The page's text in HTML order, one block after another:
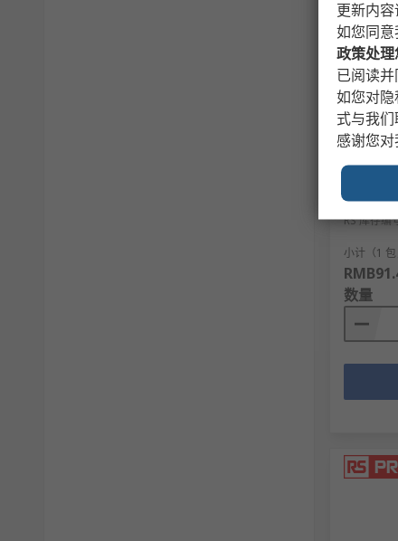
暂时
RS
RS 库存编
小计（1 包
数量
更新内容
如您同意
政策处
已阅读并
如您对
式与我们
感谢您对